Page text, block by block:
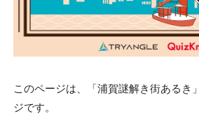
このページは、「浦賀謎解き街あるき
ジです。